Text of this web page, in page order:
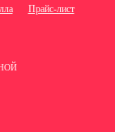
Прайс-лист